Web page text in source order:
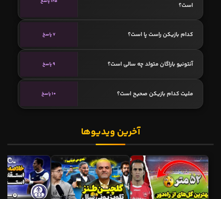
است؟
کدام بازیکن راست پا است؟ 7 پاسخ
آنتونیو باراگان متولد چه سالی است؟ 9 پاسخ
ملیت کدام بازیکن صحیح است؟ 10 پاسخ
آخرین ویدیوها